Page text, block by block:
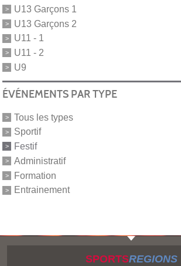
U13 Garçons 1
U13 Garçons 2
U11 - 1
U11 - 2
U9
ÉVÉNEMENTS PAR TYPE
Tous les types
Sportif
Festif
Administratif
Formation
Entrainement
SPORTSREGIONS